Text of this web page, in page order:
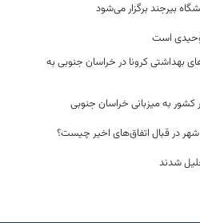
است
بهداشتی کرونا در خراسان جنوبی به
کشور به میزبانی خراسان جنوبی
در قبال اتفاق‌های اخیر چیست؟
شدند